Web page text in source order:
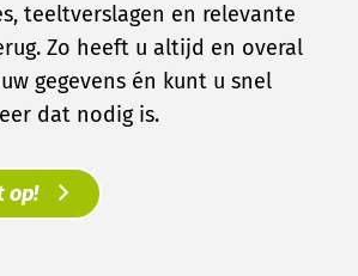
teeltverslagen en relevante
Zo heeft u altijd en overal
gegevens én kunt u snel
dat nodig is.
op!